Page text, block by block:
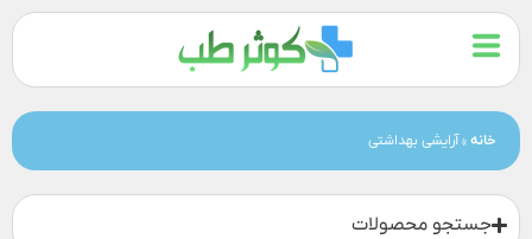
خانه»آرایشی بهداشتی
جستجو محصولات